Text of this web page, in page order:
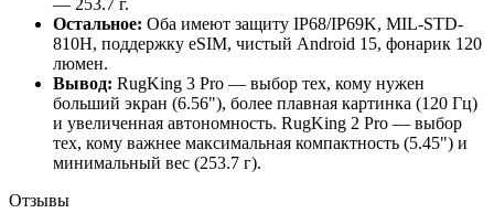
— 253.7 г.
Остальное: Оба имеют защиту IP68/IP69K, MIL-STD-
810H, поддержку eSIM, чистый Android 15, фонарик 120
люмен.
Вывод: RugKing 3 Pro — выбор тех, кому нужен
больший экран (6.56"), более плавная картинка (120 Гц)
и увеличенная автономность. RugKing 2 Pro — выбор
тех, кому важнее максимальная компактность (5.45") и
минимальный вес (253.7 г).
Отзывы